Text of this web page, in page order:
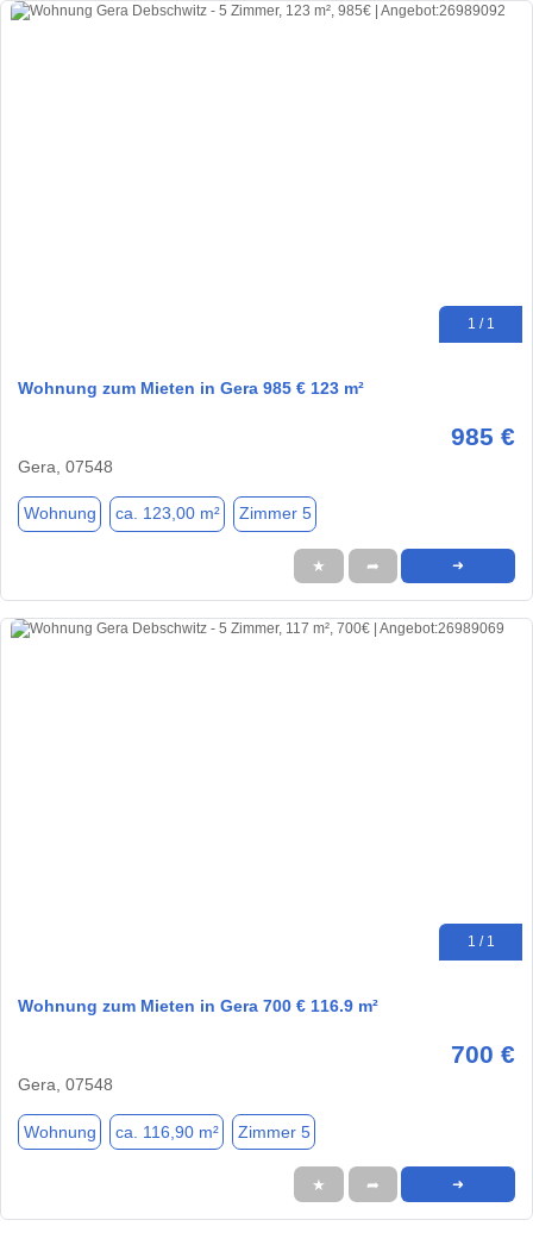
1 / 1
Wohnung zum Mieten in Gera 985 € 123 m²
985 €
Gera, 07548
Wohnung ca. 123,00 m² Zimmer 5
★ ➦ ➜
1 / 1
Wohnung zum Mieten in Gera 700 € 116.9 m²
700 €
Gera, 07548
Wohnung ca. 116,90 m² Zimmer 5
★ ➦ ➜